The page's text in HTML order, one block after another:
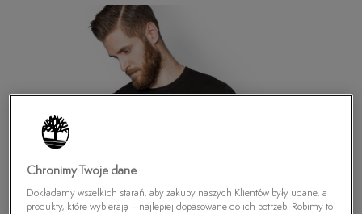
Chronimy Twoje dane
Dokładamy wszelkich starań, aby zakupy naszych Klientów były udane, a
produkty, które wybierają – najlepiej dopasowane do ich potrzeb. Robimy to